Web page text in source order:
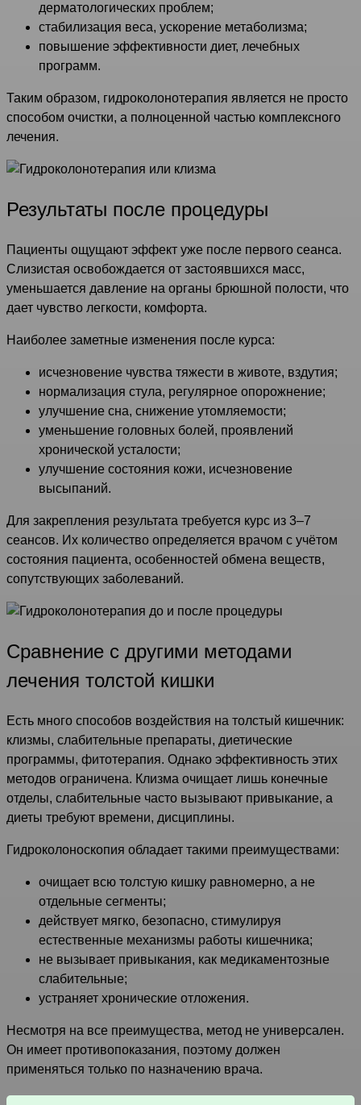
дерматологических проблем;
стабилизация веса, ускорение метаболизма;
повышение эффективности диет, лечебных
программ.
Таким образом, гидроколонотерапия является не просто
способом очистки, а полноценной частью комплексного
лечения.
Результаты после процедуры
Пациенты ощущают эффект уже после первого сеанса.
Слизистая освобождается от застоявшихся масс,
уменьшается давление на органы брюшной полости, что
дает чувство легкости, комфорта.
Наиболее заметные изменения после курса:
исчезновение чувства тяжести в животе, вздутия;
нормализация стула, регулярное опорожнение;
улучшение сна, снижение утомляемости;
уменьшение головных болей, проявлений
хронической усталости;
улучшение состояния кожи, исчезновение
высыпаний.
Для закрепления результата требуется курс из 3–7
сеансов. Их количество определяется врачом с учётом
состояния пациента, особенностей обмена веществ,
сопутствующих заболеваний.
Сравнение с другими методами
лечения толстой кишки
Есть много способов воздействия на толстый кишечник:
клизмы, слабительные препараты, диетические
программы, фитотерапия. Однако эффективность этих
методов ограничена. Клизма очищает лишь конечные
отделы, слабительные часто вызывают привыкание, а
диеты требуют времени, дисциплины.
Гидроколоноскопия обладает такими преимуществами:
очищает всю толстую кишку равномерно, а не
отдельные сегменты;
действует мягко, безопасно, стимулируя
естественные механизмы работы кишечника;
не вызывает привыкания, как медикаментозные
слабительные;
устраняет хронические отложения.
Несмотря на все преимущества, метод не универсален.
Он имеет противопоказания, поэтому должен
применяться только по назначению врача.